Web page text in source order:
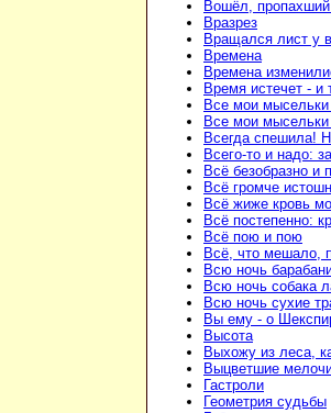
Вошёл,
Вразрез
Вращался лист у
Времена
Времена
Время истечет - и
Все мои
Все мои
Всегда спешила!
Всего-то и надо:
Всё безобразно и
Всё громче
Всё жиже кровь
Всё постепенно:
Всё пою и пою
Всё, что мешало,
Всю ночь
Всю ночь собака
Всю ночь сухие
Вы ему - о
Высота
Выхожу из леса,
Выцветшие
Гастроли
Геометрия судьбы